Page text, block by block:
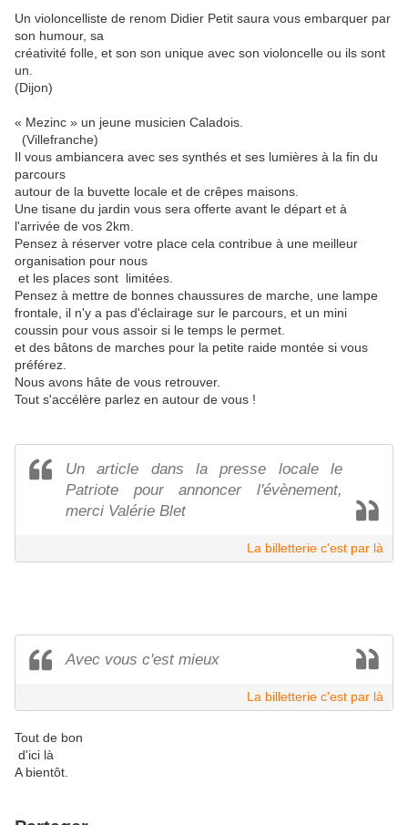
Un violoncelliste de renom Didier Petit saura vous embarquer par
son humour, sa
créativité folle, et son son unique avec son violoncelle ou ils sont
un.
(Dijon)
« Mezinc » un jeune musicien Caladois.
(Villefranche)
Il vous ambiancera avec ses synthés et ses lumières à la fin du
parcours
autour de la buvette locale et de crêpes maisons.
Une tisane du jardin vous sera offerte avant le départ et à
l'arrivée de vos 2km.
Pensez à réserver votre place cela contribue à une meilleur
organisation pour nous
et les places sont limitées.
Pensez à mettre de bonnes chaussures de marche, une lampe
frontale, il n'y a pas d'éclairage sur le parcours, et un mini
coussin pour vous assoir si le temps le permet.
et des bâtons de marches pour la petite raide montée si vous
préférez.
Nous avons hâte de vous retrouver.
Tout s'accélère parlez en autour de vous !
Un article dans la presse locale le
Patriote pour annoncer l'évènement,
merci Valérie Blet
La billetterie c'est par là
Avec vous c'est mieux
La billetterie c'est par là
Tout de bon
d'ici là
A bientôt.